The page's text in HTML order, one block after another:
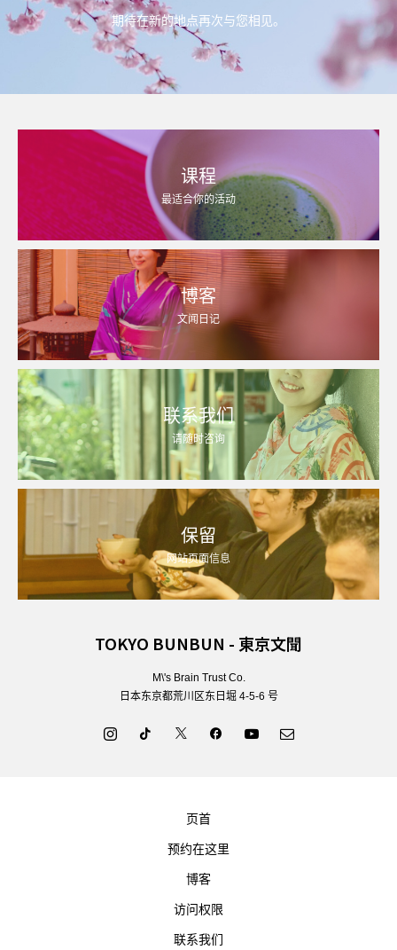
期待在新的地点再次与您相见。
课程
最适合你的活动
博客
文闻日记
联系我们
请随时咨询
保留
网站页面信息
TOKYO BUNBUN - 東京文聞
M\'s Brain Trust Co.
日本东京都荒川区东日堀 4-5-6 号
页首
预约在这里
博客
访问权限
联系我们